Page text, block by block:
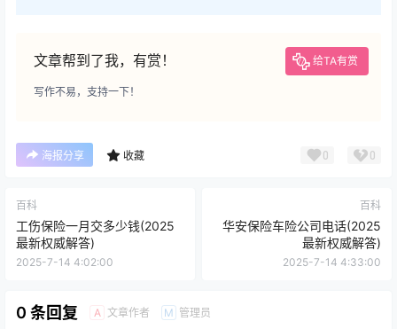
文章帮到了我，有赏！ 给TA有赏
写作不易，支持一下！
海报分享 收藏 0 0
百科
工伤保险一月交多少钱(2025
最新权威解答)
2025-7-14 4:02:00
百科
华安保险车险公司电话(2025
最新权威解答)
2025-7-14 4:33:00
0 条回复 A 文章作者 M 管理员